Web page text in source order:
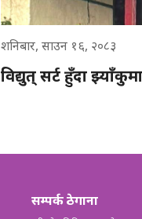
शनिबार, साउन १६, २०८३
विद्युत् सर्ट हुँदा
सम्पर्क ठेगाना